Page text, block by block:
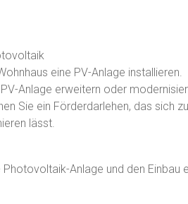
eine PV-Anlage installieren.
Anlage erweitern oder
Sie ein Förderdarlehen, das sich
lässt.
Photovoltaik-Anlage und den